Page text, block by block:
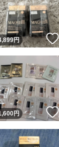
ね！
円
ね！
円